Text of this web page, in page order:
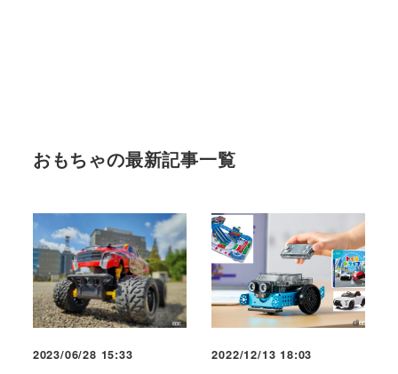
おもちゃの最新記事一覧
2023/06/28 15:33 2022/12/13 18:03